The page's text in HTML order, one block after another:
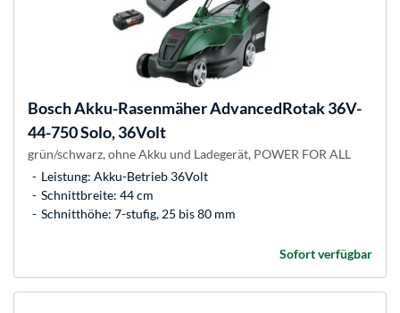
BoschAkku-Rasenmäher AdvancedRotak 36V-
44-750 Solo, 36Volt
grün/schwarz, ohne Akku und Ladegerät, POWER FOR ALL
Leistung: Akku-Betrieb 36Volt
Schnittbreite: 44 cm
Schnitthöhe: 7-stufig, 25 bis 80 mm
Sofort verfügbar